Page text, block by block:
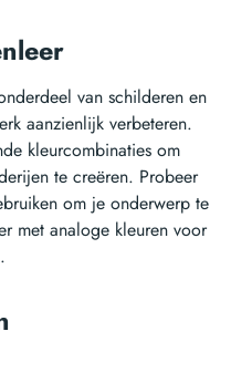
van schilderen en
aanzienlijk verbeteren.
kleurcombinaties om
te creëren. Probeer
om je onderwerp te
met analoge kleuren voor